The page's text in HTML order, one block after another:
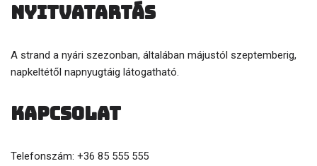
Nyitvatartás
A strand a nyári szezonban, általában májustól szeptemberig,
napkeltétől napnyugtáig látogatható.
Kapcsolat
Telefonszám: +36 85 555 555